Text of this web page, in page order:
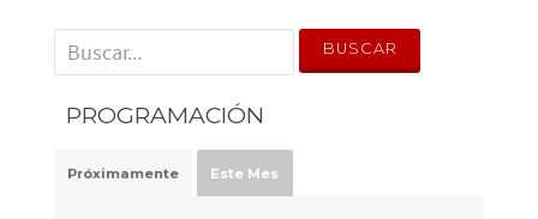
' . __('Search for:') . '
PROGRAMACIÓN
Próximamente Este Mes